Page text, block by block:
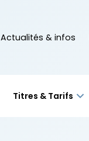
Actualités & infos
Titres & Tarifs